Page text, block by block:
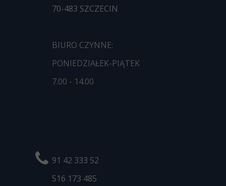
70-483 SZCZECIN
BIURO CZYNNE:
PONIEDZIAŁEK-PIĄTEK
7.00 - 14.00
91 42 333 52
516 173 485